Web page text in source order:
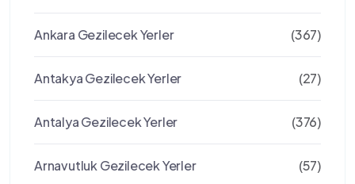
Ankara Gezilecek Yerler (367)
Antakya Gezilecek Yerler (27)
Antalya Gezilecek Yerler (376)
Arnavutluk Gezilecek Yerler (57)